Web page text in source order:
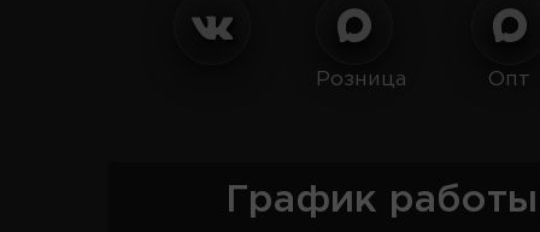
Розница Опт
График